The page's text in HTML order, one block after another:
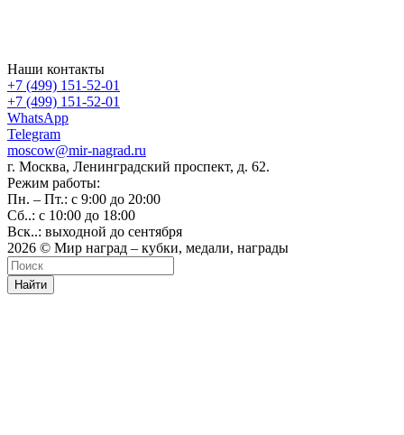
Наши контакты
+7 (499) 151-52-01
+7 (499) 151-52-01
WhatsApp
Telegram
moscow@mir-nagrad.ru
г. Москва, Ленинградский проспект, д. 62.
Режим работы:
Пн. – Пт.: с 9:00 до 20:00
Сб..: с 10:00 до 18:00
Вск..: выходной до сентября
2026 © Мир наград – кубки, медали, награды
Найти